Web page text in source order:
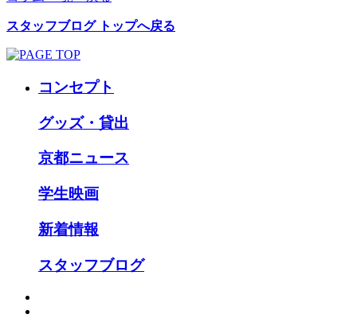
スタッフブログ トップへ戻る
コンセプト
グッズ・貸出
京都ニュース
学生映画
新着情報
スタッフブログ